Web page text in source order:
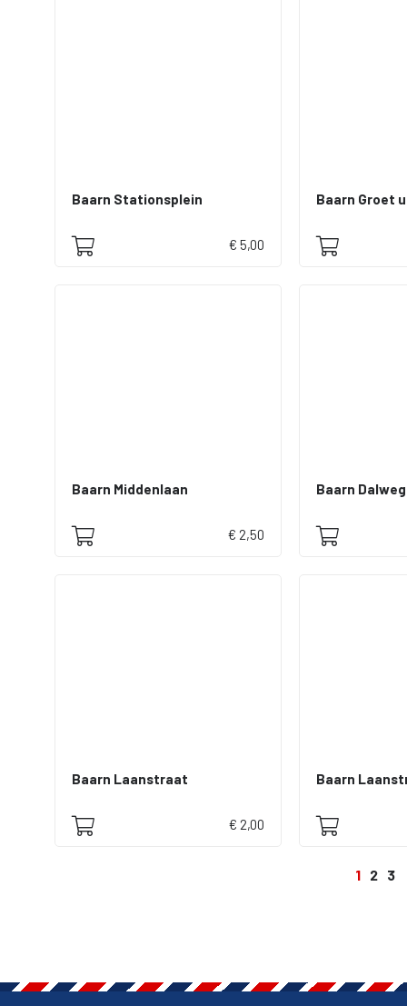
Baarn Stationsplein
€ 5,00
Baarn Groet
Baarn Middenlaan
€ 2,50
Baarn Dalweg
Baarn Laanstraat
€ 2,00
Baarn
1 2 3